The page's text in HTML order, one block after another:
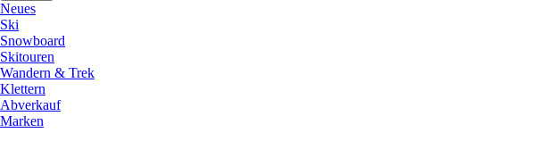
Neues
Ski
Snowboard
Skitouren
Wandern & Trek
Klettern
Abverkauf
Marken